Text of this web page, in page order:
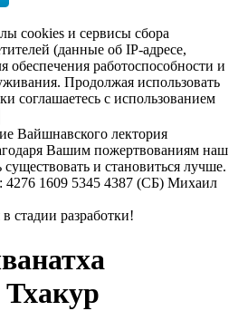
cookies и сервисы сбора
(данные об IP-адресе,
обеспечения работоспособности и
Продолжая использовать
соглашаетесь с использованием
Вайшнавского лектория
Вашим пожертвованиям наш
и становиться лучше.
4276 1609 5345 4387 (СБ) Михаил
стадии разработки!